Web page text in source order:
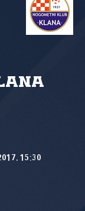
15:30